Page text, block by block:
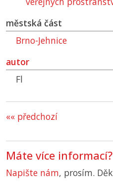
městská část
Brno-Jehnice
autor
Fl
«« předchozí
Máte více informací?
Napište nám, prosím.